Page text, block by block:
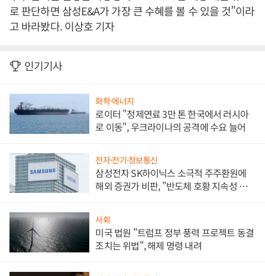
로 판단하면 삼성E&A가 가장 큰 수혜를 볼 수 있을 것”이라
고 바라봤다. 이상호 기자
인기기사
화학·에너지
로이터 "정제연료 3만 톤 한국에서 러시아
로 이동", 우크라이나의 공격에 수요 늘어
전자·전기·정보통신
삼성전자 SK하이닉스 소극적 주주환원에
해외 증권가 비판, "반도체 호황 지속성 의
사회
미국 법원 "트럼프 정부 풍력 프로젝트 동결
조치는 위법", 해제 명령 내려